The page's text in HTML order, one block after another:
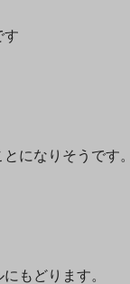
す
になりそうです。
もどります。